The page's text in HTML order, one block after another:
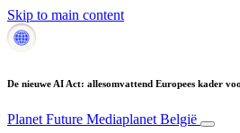
Skip to main content
De nieuwe AI Act: allesomvattend Europees kader
Planet Future Mediaplanet België